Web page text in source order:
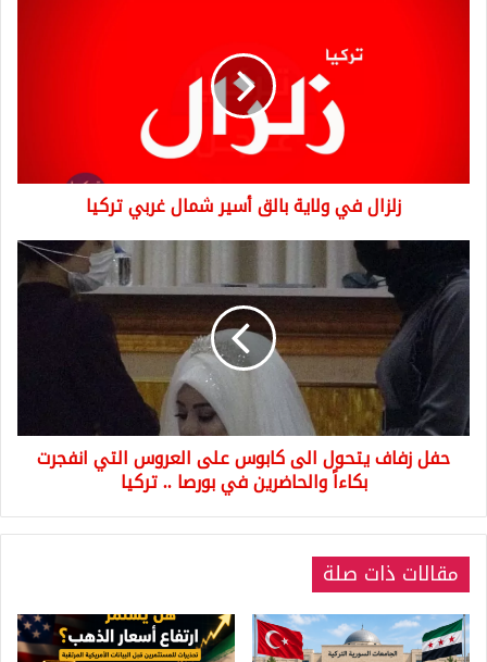
زلزال في ولاية بالق أسير شمال غربي تركيا
زفاف
يتحول
الى
كابوس
العروس
التي
انفجرت
بكاءاً
والحاضرين
بورصا
تركيا
حفل زفاف يتحول الى كابوس على العروس التي انفجرت
بكاءاً والحاضرين في بورصا .. تركيا
مقالات ذات صلة